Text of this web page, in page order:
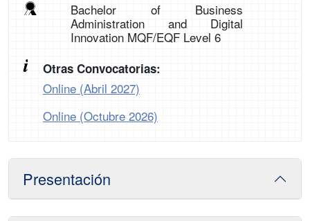
Bachelor of Business
Administration and Digital
Innovation MQF/EQF Level 6
Otras Convocatorias:
Online (Abril 2027)
Online (Octubre 2026)
Presentación